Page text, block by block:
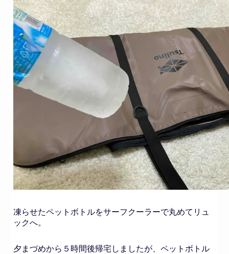
凍らせたペットボトルをサーフクーラーで丸めてリュ
ックへ。
夕まづめから５時間後帰宅しましたが、ペットボトル